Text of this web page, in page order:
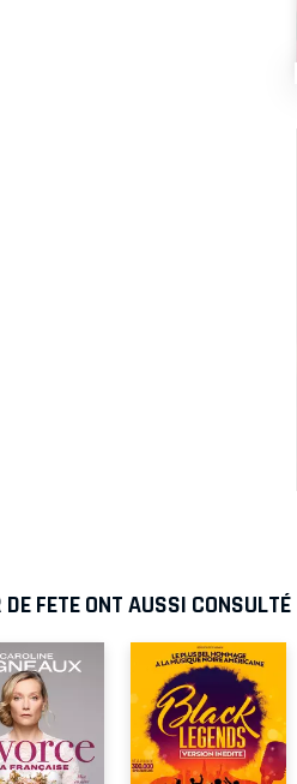
FETE ONT AUSSI CONSULTÉ